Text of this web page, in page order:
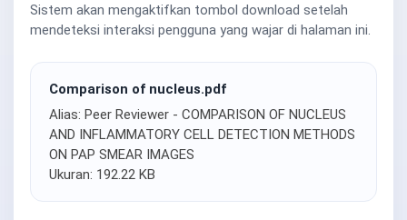
Sistem akan mengaktifkan tombol download setelah
mendeteksi interaksi pengguna yang wajar di halaman ini.
Comparison of nucleus.pdf
Alias: Peer Reviewer - COMPARISON OF NUCLEUS
AND INFLAMMATORY CELL DETECTION METHODS
ON PAP SMEAR IMAGES
Ukuran: 192.22 KB